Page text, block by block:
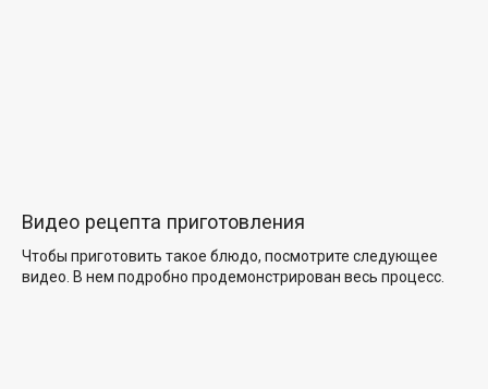
Видео рецепта приготовления
Чтобы приготовить такое блюдо, посмотрите следующее
видео. В нем подробно продемонстрирован весь процесс.